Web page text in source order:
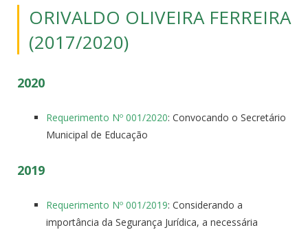
ORIVALDO OLIVEIRA FERREIRA
(2017/2020)
2020
Requerimento Nº 001/2020: Convocando o Secretário
Municipal de Educação
2019
Requerimento Nº 001/2019: Considerando a
importância da Segurança Jurídica, a necessária